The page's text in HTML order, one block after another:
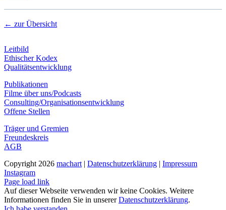
← zur Übersicht
Leitbild
Ethischer Kodex
Qualitätsentwicklung
Publikationen
Filme über uns/Podcasts
Consulting/Organisationsentwicklung
Offene Stellen
Träger und Gremien
Freundeskreis
AGB
Copyright 2026 machart | Datenschutzerklärung | Impressum
Instagram
Page load link
Auf dieser Webseite verwenden wir keine Cookies. Weitere
Informationen finden Sie in unsererDatenschutzerklärung.